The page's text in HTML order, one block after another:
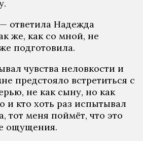
ответила Надежда
же, как со мной, не
подготовила.
чувства неловкости и
предстояло встретиться с
не как сыну, но как
и кто хоть раз испытывал
тот меня поймёт, что это
ощущения.